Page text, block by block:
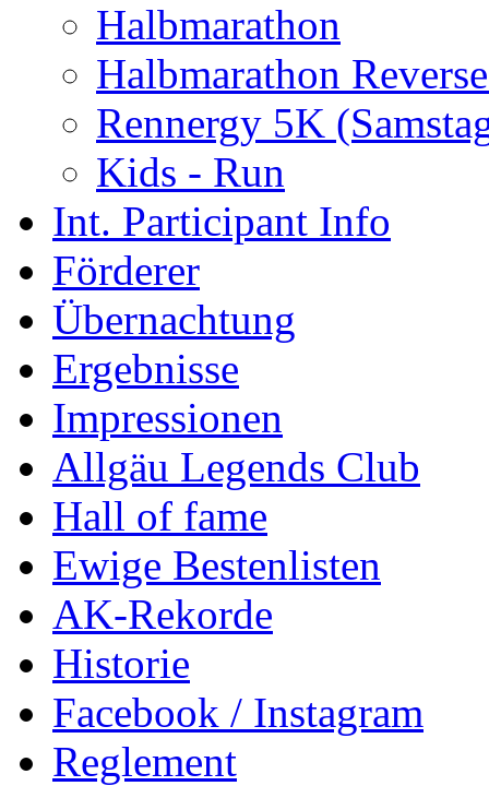
Halbmarathon
Halbmarathon
Rennergy 5K
Kids - Run
Int. Participant Info
Förderer
Übernachtung
Ergebnisse
Impressionen
Allgäu Legends Club
Hall of fame
Ewige Bestenlisten
AK-Rekorde
Historie
Facebook / Instagram
Reglement